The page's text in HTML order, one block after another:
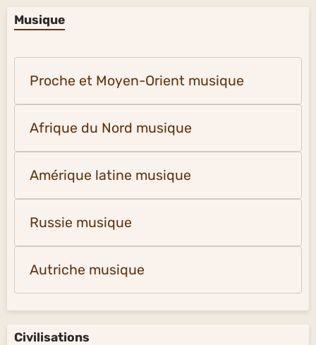
Musique
Proche et Moyen-Orient musique
Afrique du Nord musique
Amérique latine musique
Russie musique
Autriche musique
Civilisations